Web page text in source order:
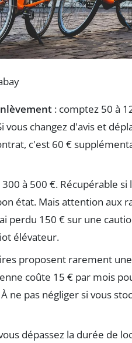
: comptez 50 à
vous changez d'avis et
c'est 60 €
à 500 €. Récupérable si
état. Mais attention aux
perdu 150 € sur une
élévateur.
proposent rarement une
coûte 15 € par mois
ne pas négliger si vous
dépassez la durée de